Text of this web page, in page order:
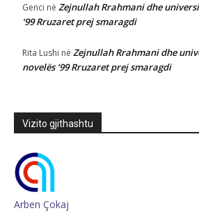
Genci në Zejnullah Rrahmani dhe
‘99 Rruzaret prej smaragdi
Rita Lushi në Zejnullah Rrahmani dhe
novelës ‘99 Rruzaret prej smaragdi
Vizito gjithashtu
Arben Çokaj